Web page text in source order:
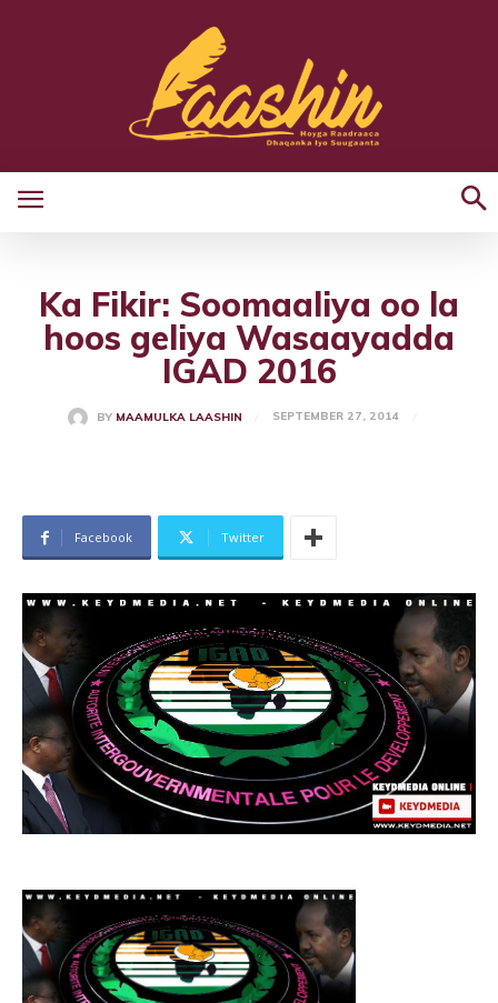
Ka Fikir: Soomaaliya oo la
hoos geliya Wasaayadda
IGAD 2016
BY MAAMULKA LAASHIN SEPTEMBER 27, 2014
Facebook Twitter